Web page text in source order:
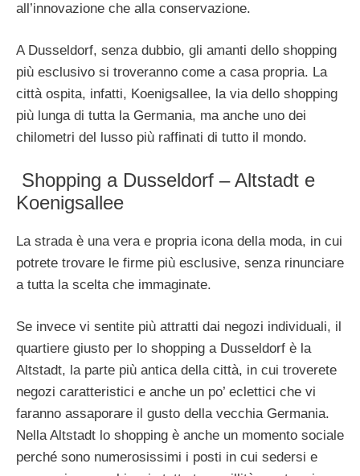
all’innovazione che alla conservazione.
A Dusseldorf, senza dubbio, gli amanti dello shopping
più esclusivo si troveranno come a casa propria. La
città ospita, infatti, Koenigsallee, la via dello shopping
più lunga di tutta la Germania, ma anche uno dei
chilometri del lusso più raffinati di tutto il mondo.
Shopping a Dusseldorf – Altstadt e
Koenigsallee
La strada è una vera e propria icona della moda, in cui
potrete trovare le firme più esclusive, senza rinunciare
a tutta la scelta che immaginate.
Se invece vi sentite più attratti dai negozi individuali, il
quartiere giusto per lo shopping a Dusseldorf è la
Altstadt, la parte più antica della città, in cui troverete
negozi caratteristici e anche un po’ eclettici che vi
faranno assaporare il gusto della vecchia Germania.
Nella Altstadt lo shopping è anche un momento sociale
perché sono numerosissimi i posti in cui sedersi e